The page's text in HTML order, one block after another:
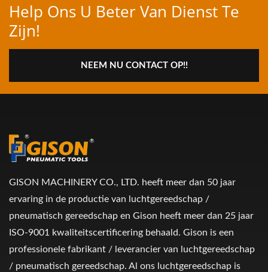
Help Ons U Beter Van Dienst Te
Zijn!
NEEM NU CONTACT OP!!
GISON MACHINERY CO., LTD. heeft meer dan 50 jaar
ervaring in de productie van luchtgereedschap /
pneumatisch gereedschap en Gison heeft meer dan 25 jaar
ISO-9001 kwaliteitscertificering behaald. Gison is een
professionele fabrikant / leverancier van luchtgereedschap
/ pneumatisch gereedschap. Al ons luchtgereedschap is